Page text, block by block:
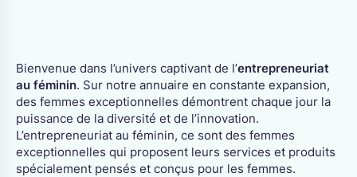
Bienvenue dans l’univers captivant de l’entrepreneuriat
au féminin. Sur notre annuaire en constante expansion,
des femmes exceptionnelles démontrent chaque jour la
puissance de la diversité et de l’innovation.
L’entrepreneuriat au féminin, ce sont des femmes
exceptionnelles qui proposent leurs services et produits
spécialement pensés et conçus pour les femmes.
Fribourg
Genève
Neuchâtel
Soleure
Valais
Vaud